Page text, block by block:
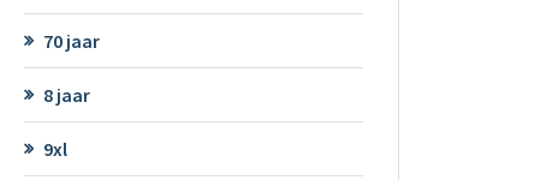
70 jaar
8 jaar
9xl